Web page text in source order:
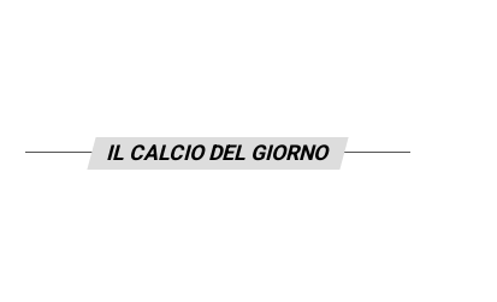
IL CALCIO DEL GIORNO